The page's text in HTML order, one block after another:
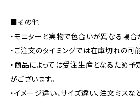
■その他
・モニターと実物で色合いが異なる場合
・ご注文のタイミングでは在庫切れの可
・商品によっては受注生産となるため
がございます。
・イメージ違い、サイズ違い、注文ミス